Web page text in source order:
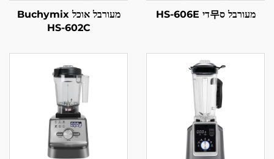
מעורבל ס무די HS-606E
מעורבל אוכל Buchymix
HS-602C